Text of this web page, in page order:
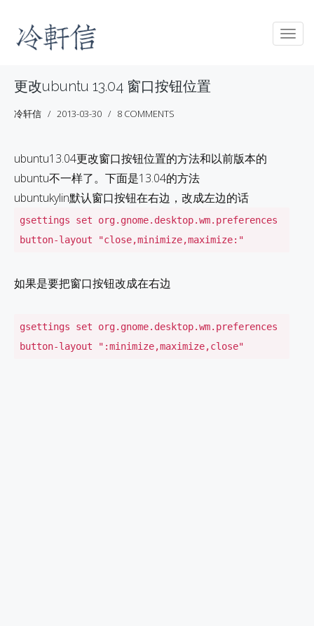
更改ubuntu 13.04 窗口按钮位置
冷轩信 2013-03-30 8 COMMENTS
ubuntu13.04更改窗口按钮位置的方法和以前版本的
ubuntu不一样了。下面是13.04的方法
ubuntukylin默认窗口按钮在右边，改成左边的话
gsettings set org.gnome.desktop.wm.preferences
button-layout "close,minimize,maximize:"
如果是要把窗口按钮改成在右边
gsettings set org.gnome.desktop.wm.preferences
button-layout ":minimize,maximize,close"